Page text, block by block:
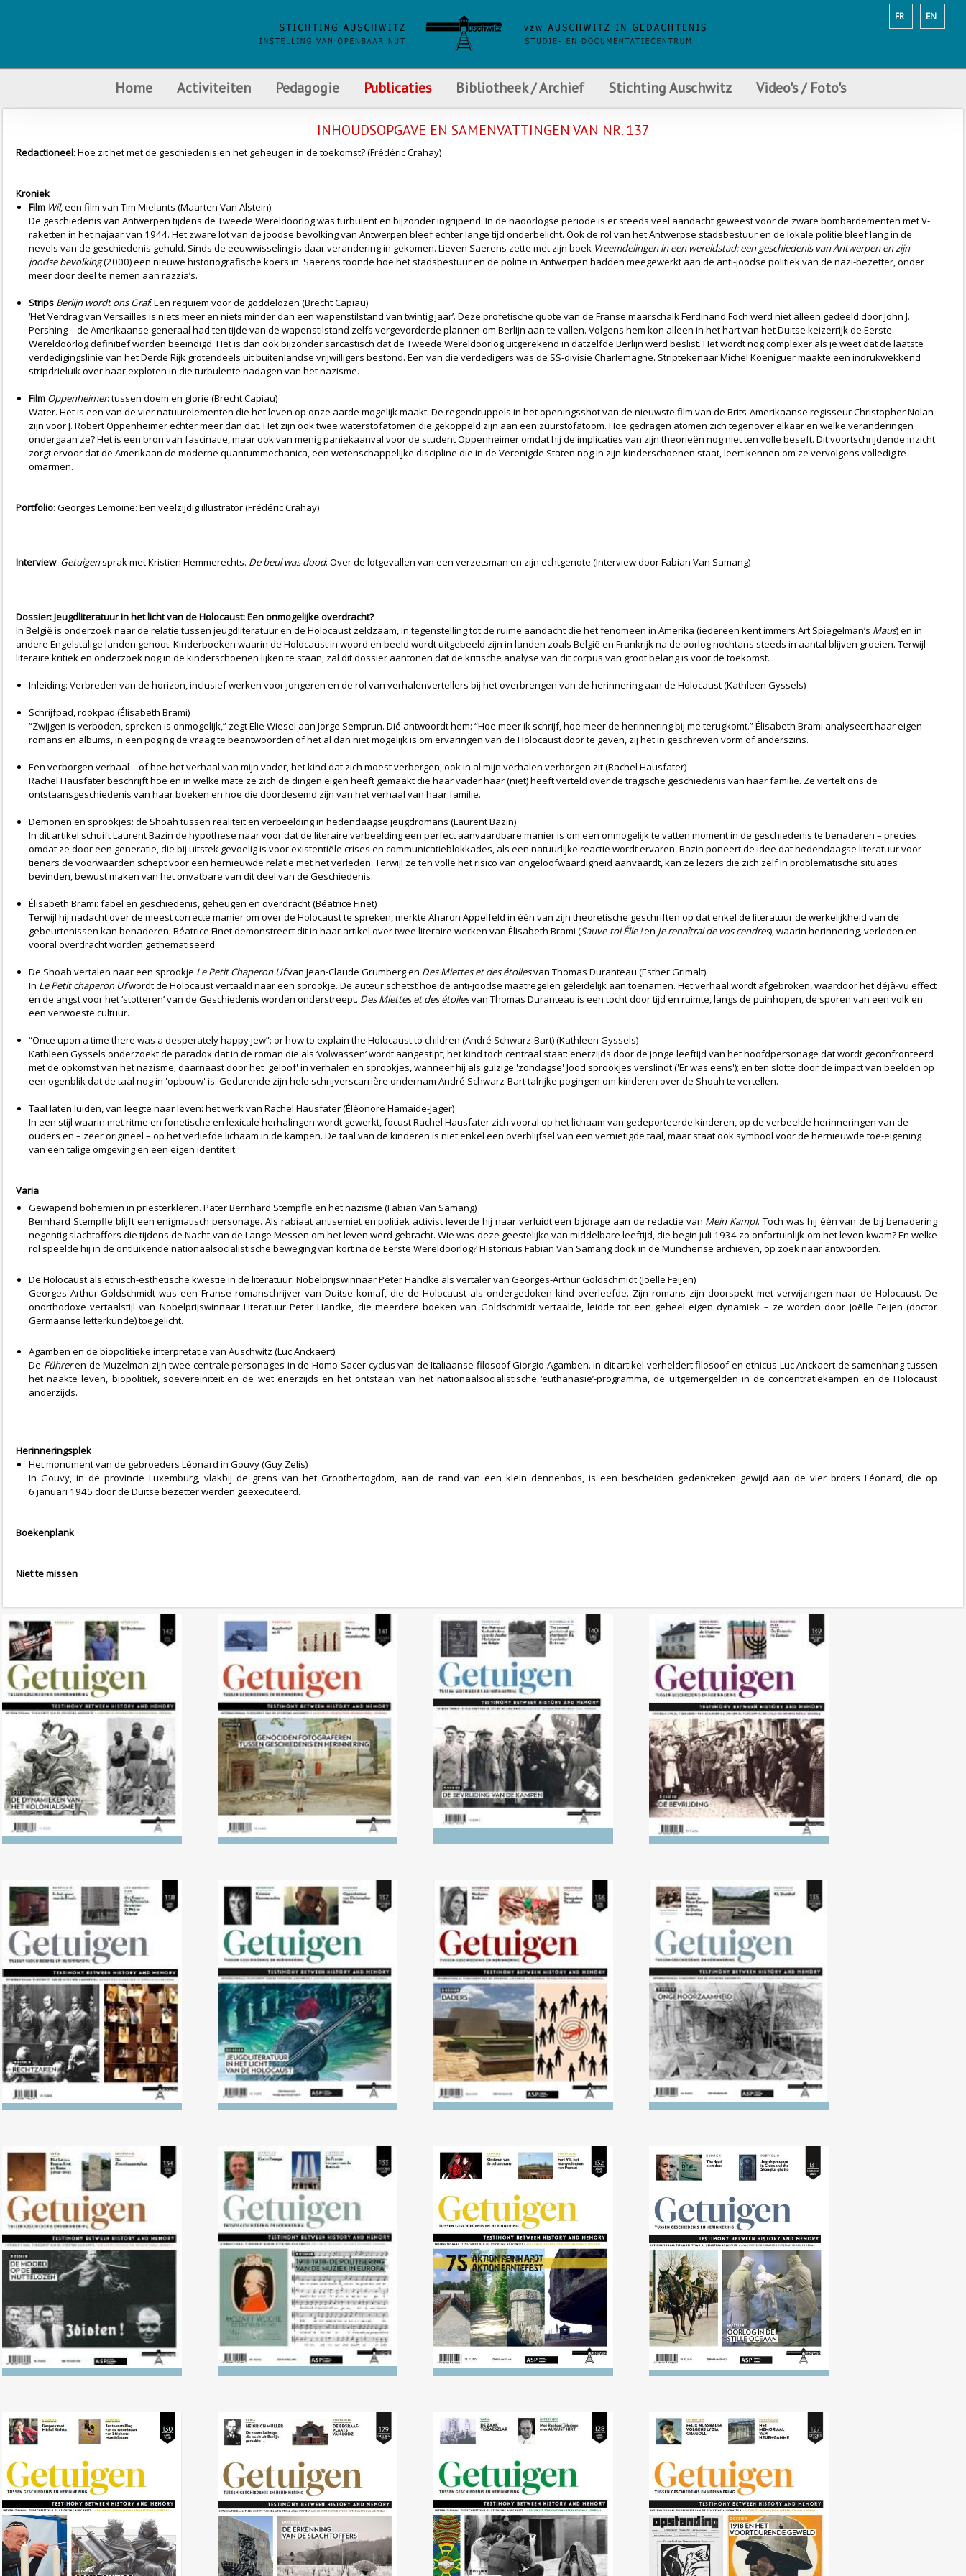
EN
FR
Home Activiteiten Pedagogie Publicaties Bibliotheek / Archief Stichting Auschwitz Video's / Foto's
INHOUDSOPGAVE EN SAMENVATTINGEN VAN NR. 137
Redactioneel: Hoe zit het met de geschiedenis en het geheugen in de toekomst? (Frédéric Crahay)
Kroniek
Film Wil, een film van Tim Mielants (Maarten Van Alstein)
De geschiedenis van Antwerpen tijdens de Tweede Wereldoorlog was turbulent en bijzonder ingrijpend. In de naoorlogse periode is er steeds veel aandacht geweest voor de zware bombardementen met V-
raketten in het najaar van 1944. Het zware lot van de joodse bevolking van Antwerpen bleef echter lange tijd onderbelicht. Ook de rol van het Antwerpse stadsbestuur en de lokale politie bleef lang in de
nevels van de geschiedenis gehuld. Sinds de eeuwwisseling is daar verandering in gekomen. Lieven Saerens zette met zijn boek Vreemdelingen in een wereldstad: een geschiedenis van Antwerpen en zijn
joodse bevolking(2000) een nieuwe historiografische koers in. Saerens toonde hoe het stadsbestuur en de politie in Antwerpen hadden meegewerkt aan de anti-joodse politiek van de nazi-bezetter, onder
meer door deel te nemen aan razzia’s.
Strips Berlijn wordt ons Graf: Een requiem voor de goddelozen (Brecht Capiau)
‘Het Verdrag van Versailles is niets meer en niets minder dan een wapenstilstand van twintig jaar’. Deze profetische quote van de Franse maarschalk Ferdinand Foch werd niet alleen gedeeld door John J.
Pershing – de Amerikaanse generaal had ten tijde van de wapenstilstand zelfs vergevorderde plannen om Berlijn aan te vallen. Volgens hem kon alleen in het hart van het Duitse keizerrijk de Eerste
Wereldoorlog definitief worden beëindigd. Het is dan ook bijzonder sarcastisch dat de Tweede Wereldoorlog uitgerekend in datzelfde Berlijn werd beslist. Het wordt nog complexer als je weet dat de laatste
verdedigingslinie van het Derde Rijk grotendeels uit buitenlandse vrijwilligers bestond. Een van die verdedigers was de SS-divisie Charlemagne. Striptekenaar Michel Koeniguer maakte een indrukwekkend
stripdrieluik over haar exploten in die turbulente nadagen van het nazisme.
Film Oppenheimer: tussen doem en glorie (Brecht Capiau)
Water. Het is een van de vier natuurelementen die het leven op onze aarde mogelijk maakt. De regendruppels in het openingsshot van de nieuwste film van de Brits-Amerikaanse regisseur Christopher Nolan
zijn voor J. Robert Oppenheimer echter meer dan dat. Het zijn ook twee waterstofatomen die gekoppeld zijn aan een zuurstofatoom. Hoe gedragen atomen zich tegenover elkaar en welke veranderingen
ondergaan ze? Het is een bron van fascinatie, maar ook van menig paniekaanval voor de student Oppenheimer omdat hij de implicaties van zijn theorieën nog niet ten volle beseft. Dit voortschrijdende inzicht
zorgt ervoor dat de Amerikaan de moderne quantummechanica, een wetenschappelijke discipline die in de Verenigde Staten nog in zijn kinderschoenen staat, leert kennen om ze vervolgens volledig te
omarmen.
Portfolio: Georges Lemoine: Een veelzijdig illustrator (Frédéric Crahay)
Interview: Getuigensprak met Kristien Hemmerechts. De beul was dood: Over de lotgevallen van een verzetsman en zijn echtgenote (Interview door Fabian Van Samang)
Dossier: Jeugdliteratuur in het licht van de Holocaust: Een onmogelijke overdracht?
In België is onderzoek naar de relatie tussen jeugdliteratuur en de Holocaust zeldzaam, in tegenstelling tot de ruime aandacht die het fenomeen in Amerika (iedereen kent immers Art Spiegelman’s Maus) en in
andere Engelstalige landen genoot. Kinderboeken waarin de Holocaust in woord en beeld wordt uitgebeeld zijn in landen zoals België en Frankrijk na de oorlog nochtans steeds in aantal blijven groeien. Terwijl
literaire kritiek en onderzoek nog in de kinderschoenen lijken te staan, zal dit dossier aantonen dat de kritische analyse van dit corpus van groot belang is voor de toekomst.
Inleiding: Verbreden van de horizon, inclusief werken voor jongeren en de rol van verhalenvertellers bij het overbrengen van de herinnering aan de Holocaust (Kathleen Gyssels)
Schrijfpad, rookpad (Élisabeth Brami)
“Zwijgen is verboden, spreken is onmogelijk,” zegt Elie Wiesel aan Jorge Semprun. Dié antwoordt hem: “Hoe meer ik schrijf, hoe meer de herinnering bij me terugkomt.” Élisabeth Brami analyseert haar eigen
romans en albums, in een poging de vraag te beantwoorden of het al dan niet mogelijk is om ervaringen van de Holocaust door te geven, zij het in geschreven vorm of anderszins.
Een verborgen verhaal – of hoe het verhaal van mijn vader, het kind dat zich moest verbergen, ook in al mijn verhalen verborgen zit (Rachel Hausfater)
Rachel Hausfater beschrijft hoe en in welke mate ze zich de dingen eigen heeft gemaakt die haar vader haar (niet) heeft verteld over de tragische geschiedenis van haar familie. Ze vertelt ons de
ontstaansgeschiedenis van haar boeken en hoe die doordesemd zijn van het verhaal van haar familie.
Demonen en sprookjes: de Shoah tussen realiteit en verbeelding in hedendaagse jeugdromans (Laurent Bazin)
In dit artikel schuift Laurent Bazin de hypothese naar voor dat de literaire verbeelding een perfect aanvaardbare manier is om een onmogelijk te vatten moment in de geschiedenis te benaderen – precies
omdat ze door een generatie, die bij uitstek gevoelig is voor existentiële crises en communicatieblokkades, als een natuurlijke reactie wordt ervaren. Bazin poneert de idee dat hedendaagse literatuur voor
tieners de voorwaarden schept voor een hernieuwde relatie met het verleden. Terwijl ze ten volle het risico van ongeloofwaardigheid aanvaardt, kan ze lezers die zich zelf in problematische situaties
bevinden, bewust maken van het onvatbare van dit deel van de Geschiedenis.
Élisabeth Brami: fabel en geschiedenis, geheugen en overdracht (Béatrice Finet)
Terwijl hij nadacht over de meest correcte manier om over de Holocaust te spreken, merkte Aharon Appelfeld in één van zijn theoretische geschriften op dat enkel de literatuur de werkelijkheid van de
gebeurtenissen kan benaderen. Béatrice Finet demonstreert dit in haar artikel over twee literaire werken van Élisabeth Brami (Sauve-toi Élie !en Je renaîtrai de vos cendres), waarin herinnering, verleden en
vooral overdracht worden gethematiseerd.
De Shoah vertalen naar een sprookje Le Petit Chaperon Ufvan Jean-Claude Grumberg en Des Miettes et des étoilesvan Thomas Duranteau (Esther Grimalt)
In Le Petit chaperon Ufwordt de Holocaust vertaald naar een sprookje. De auteur schetst hoe de anti-joodse maatregelen geleidelijk aan toenamen. Het verhaal wordt afgebroken, waardoor het déjà-vu effect
en de angst voor het ‘stotteren’ van de Geschiedenis worden onderstreept. Des Miettes et des étoilesvan Thomas Duranteau is een tocht door tijd en ruimte, langs de puinhopen, de sporen van een volk en
een verwoeste cultuur.
“Once upon a time there was a desperately happy jew”: or how to explain the Holocaust to children (André Schwarz-Bart) (Kathleen Gyssels)
Kathleen Gyssels onderzoekt de paradox dat in de roman die als ‘volwassen’ wordt aangestipt, het kind toch centraal staat: enerzijds door de jonge leeftijd van het hoofdpersonage dat wordt geconfronteerd
met de opkomst van het nazisme; daarnaast door het 'geloof' in verhalen en sprookjes, wanneer hij als gulzige 'zondagse' Jood sprookjes verslindt ('Er was eens'); en ten slotte door de impact van beelden op
een ogenblik dat de taal nog in 'opbouw' is. Gedurende zijn hele schrijverscarrière ondernam André Schwarz-Bart talrijke pogingen om kinderen over de Shoah te vertellen.
Taal laten luiden, van leegte naar leven: het werk van Rachel Hausfater (Éléonore Hamaide-Jager)
In een stijl waarin met ritme en fonetische en lexicale herhalingen wordt gewerkt, focust Rachel Hausfater zich vooral op het lichaam van gedeporteerde kinderen, op de verbeelde herinneringen van de
ouders en – zeer origineel – op het verliefde lichaam in de kampen. De taal van de kinderen is niet enkel een overblijfsel van een vernietigde taal, maar staat ook symbool voor de hernieuwde toe-eigening
van een talige omgeving en een eigen identiteit.
Varia
Gewapend bohemien in priesterkleren. Pater Bernhard Stempfle en het nazisme (Fabian Van Samang)
Bernhard Stempfle blijft een enigmatisch personage. Als rabiaat antisemiet en politiek activist leverde hij naar verluidt een bijdrage aan de redactie van Mein Kampf. Toch was hij één van de bij benadering
negentig slachtoffers die tijdens de Nacht van de Lange Messen om het leven werd gebracht. Wie was deze geestelijke van middelbare leeftijd, die begin juli 1934 zo onfortuinlijk om het leven kwam? En welke
rol speelde hij in de ontluikende nationaalsocialistische beweging van kort na de Eerste Wereldoorlog? Historicus Fabian Van Samang dook in de Münchense archieven, op zoek naar antwoorden.
De Holocaust als ethisch-esthetische kwestie in de literatuur: Nobelprijswinnaar Peter Handke als vertaler van Georges-Arthur Goldschmidt (Joëlle Feijen)
Georges Arthur-Goldschmidt was een Franse romanschrijver van Duitse komaf, die de Holocaust als ondergedoken kind overleefde. Zijn romans zijn doorspekt met verwijzingen naar de Holocaust. De
onorthodoxe vertaalstijl van Nobelprijswinnaar Literatuur Peter Handke, die meerdere boeken van Goldschmidt vertaalde, leidde tot een geheel eigen dynamiek – ze worden door Joëlle Feijen (doctor
Germaanse letterkunde) toegelicht.
Agamben en de biopolitieke interpretatie van Auschwitz (Luc Anckaert)
De Führeren de Muzelman zijn twee centrale personages in de Homo-Sacer-cyclus van de Italiaanse filosoof Giorgio Agamben. In dit artikel verheldert filosoof en ethicus Luc Anckaert de samenhang tussen
het naakte leven, biopolitiek, soevereiniteit en de wet enerzijds en het ontstaan van het nationaalsocialistische ‘euthanasie’-programma, de uitgemergelden in de concentratiekampen en de Holocaust
anderzijds.
Herinneringsplek
Het monument van de gebroeders Léonard in Gouvy (Guy Zelis)
In Gouvy, in de provincie Luxemburg, vlakbij de grens van het Groothertogdom, aan de rand van een klein dennenbos, is een bescheiden gedenkteken gewijd aan de vier broers Léonard, die op
6 januari 1945 door de Duitse bezetter werden geëxecuteerd.
Boekenplank
Niet te missen
Nr. 142 (04/2026) De
dynamieken van het
kolonialisme
Nr. 141 (10/2025) Genociden
fotograferen tussen
geschiedenis en herinnering
Nr. 140 (04/2025) De
Bevrijding van de kampen
Nr. 139 (10/2024) De
Bevrijding
Nr. 138 (04/2024)
Rechtzaken
Nr. 137 (10/2023)
Jeugdliteratuur in het licht
van de Holocaust
Nr. 136 (04/2023) Daders
Nr. 135 (10/2022)
Ongehoorzaamheid
Nr. 134 (04/2022) De moord
op de ‘nuttelozen’
Nr. 133 (10/2021) 1918-
1938: De politisering van de
muziek in Europa
Nr. 132 (04/2021) AKTION
REINHARDT en AKTION
ERNTEFEST
Nr. 131 (10/2020) Oorlog in
de Stille Oceaan
Nr. 130 (04/2020) Receptie
van de Holocaust en
mentaliteitswijziging in
Joodse en Christelijke
milieus
Nr. 129 (10/2019) De
erkenning van de
slachtoffers
Nr. 128 (04/2019) De
herinnering aan de genocide
op de Tutsi, 25 jaar later
Nr. 127 (10/2018) 1918 en
het voortdurende geweld